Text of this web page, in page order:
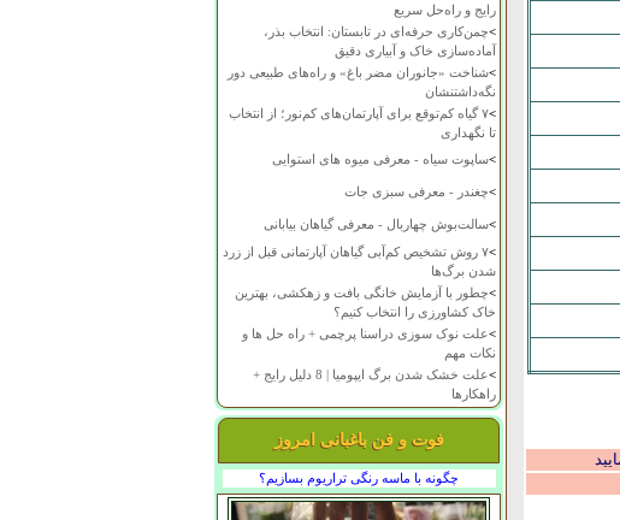
رایج و راه‌حل سریع
>چمن‌کاری حرفه‌ای در تابستان: انتخاب بذر،
آماده‌سازی خاک و آبیاری دقیق
>شناخت «جانوران مضر باغ» و راه‌های طبیعی دور
نگه‌داشتنشان
>
۷ گیاه کم‌توقع برای آپارتمان‌های کم‌نور؛ از انتخاب
تا نگهداری
>ساپوت سیاه - معرفی میوه های استوایی
>چغندر - معرفی سبزی جات
>سالت‌بوش چهاربال - معرفی گیاهان بیابانی
>
۷ روش تشخیص کم‌آبی گیاهان آپارتمانی قبل از زرد
شدن برگ‌ها
>چطور با آزمایش خانگی بافت و زهکشی، بهترین
خاک کشاورزی را انتخاب کنیم؟
>علت نوک سوزی دراسنا پرچمی + راه حل ها و
نکات مهم
>
علت خشک شدن برگ ایپومیا | 8 دلیل رایج +
راهکارها
فوت و فن باغبانی امروز
چگونه با ماسه رنگی تراریوم بسازیم؟